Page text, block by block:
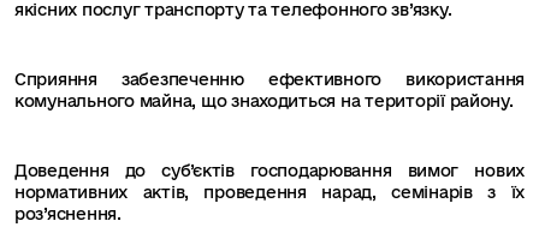
якісних послуг транспорту та телефонного зв’язку.
Сприяння забезпеченню ефективного використання
комунального майна, що знаходиться на території району.
Доведення до суб’єктів господарювання вимог нових
нормативних актів, проведення нарад, семінарів з їх
роз’яснення.